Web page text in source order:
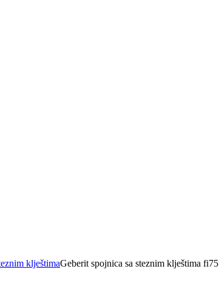
klještimaGeberit spojnica sa steznim klještima fi75